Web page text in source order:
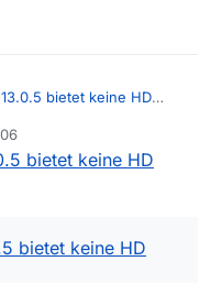
bietet keine HD
ich nicht
problemlos
müsste man nicht
bietet keine HD
bietet keine HD